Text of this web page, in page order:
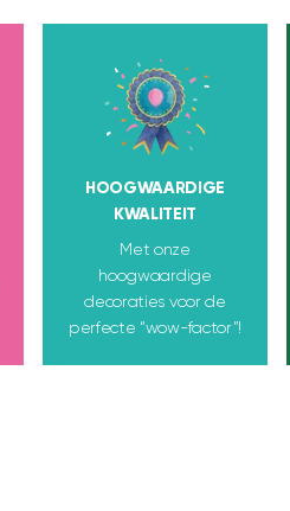
HOOGWAARDIGE
KWALITEIT
Met onze
hoogwaardige
decoraties voor de
perfecte “wow-factor”!